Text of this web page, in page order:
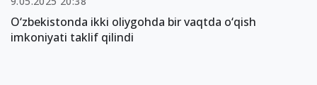
O‘zbekistonda ikki oliygohda bir vaqtda o‘qish
imkoniyati taklif qilindi